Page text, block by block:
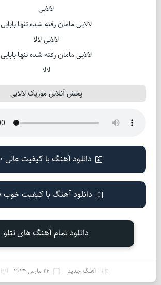
لالایی
لالایی مامان رفته شده تنها بابایی
لالایی لالا
لالایی مامان رفته شده تنها بابایی
لالا
پخش آنلاین موزیک لالایی
دانلود آهنگ با کیفیت عالی 320
دانلود آهنگ با کیفیت خوب 128
دانلود تمام آهنگ های تتلو
آهنگ جدید 24 مارس 2024